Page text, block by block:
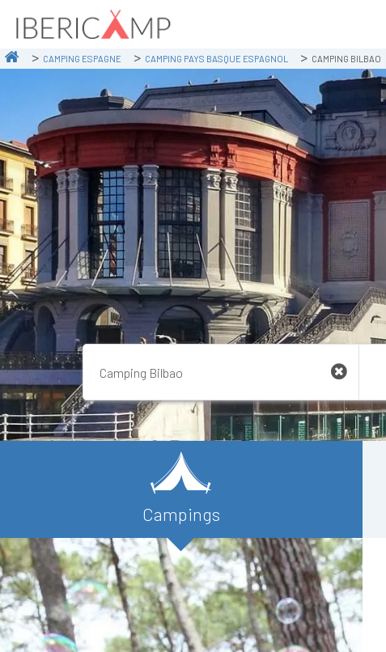
CAMPING ESPAGNE CAMPING PAYS BASQUE ESPAGNOL CAMPING BILBAO
Campings